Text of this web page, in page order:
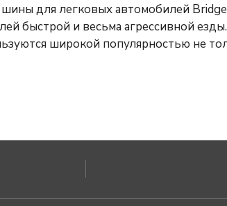
для легковых автомобилей
быстрой и весьма агрессивной
широкой популярностью не